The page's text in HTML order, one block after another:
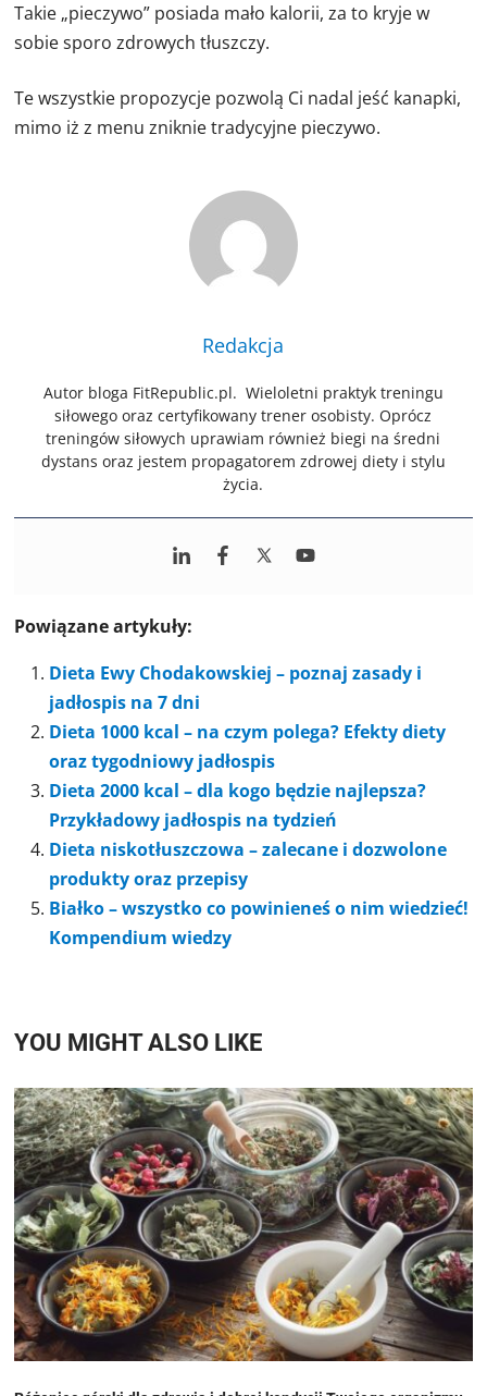
Takie „pieczywo” posiada mało kalorii, za to kryje w
sobie sporo zdrowych tłuszczy.
Te wszystkie propozycje pozwolą Ci nadal jeść kanapki,
mimo iż z menu zniknie tradycyjne pieczywo.
Redakcja
Autor bloga FitRepublic.pl. Wieloletni praktyk treningu
siłowego oraz certyfikowany trener osobisty. Oprócz
treningów siłowych uprawiam również biegi na średni
dystans oraz jestem propagatorem zdrowej diety i stylu
życia.
Powiązane artykuły:
Dieta Ewy Chodakowskiej – poznaj zasady i
jadłospis na 7 dni
Dieta 1000 kcal – na czym polega? Efekty diety
oraz tygodniowy jadłospis
Dieta 2000 kcal – dla kogo będzie najlepsza?
Przykładowy jadłospis na tydzień
Dieta niskotłuszczowa – zalecane i dozwolone
produkty oraz przepisy
Białko – wszystko co powinieneś o nim wiedzieć!
Kompendium wiedzy
YOU MIGHT ALSO LIKE